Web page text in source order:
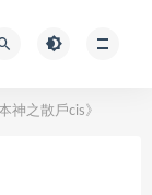
神之散戶cis》